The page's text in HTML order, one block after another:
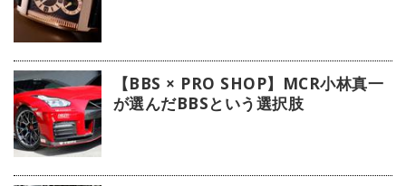
【BBS × PRO SHOP】MCR小林真一
が選んだBBSという選択肢